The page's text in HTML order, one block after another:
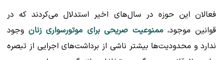
فعالان این حوزه در سال‌های اخیر استدلال می‌کردند که در
قوانین موجود،ممنوعیت صریحی برای موتورسواری زنان وجود
ندارد و محدودیت‌ها بیشتر ناشی از برداشت‌های اجرایی از تبصره